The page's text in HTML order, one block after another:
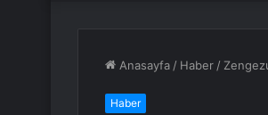
Anasayfa / Haber /
Haber